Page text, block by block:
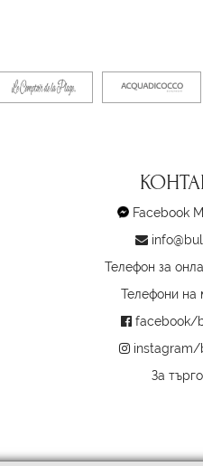
Facebook
Телефон за
Телефони на
facebook/
instagram/
За